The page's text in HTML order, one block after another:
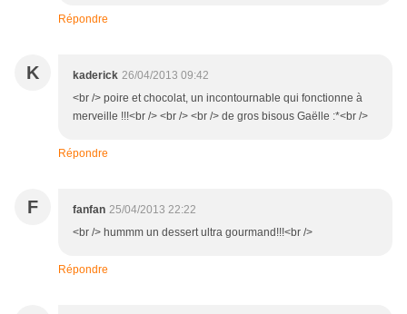
Répondre
K kaderick 26/04/2013 09:42
<br /> poire et chocolat, un incontournable qui fonctionne à
merveille !!!<br /> <br /> <br /> de gros bisous Gaëlle :*<br />
Répondre
F fanfan 25/04/2013 22:22
<br /> hummm un dessert ultra gourmand!!!<br />
Répondre